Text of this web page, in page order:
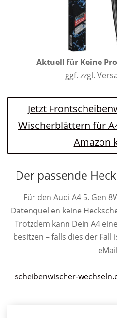
Aktuell für Keine
ggf. zzgl.
Jetzt
Wischerblättern für
Amazon
Der passende
Für den Audi A4 5. Gen
Datenquellen keine
Trotzdem kann Dein A4
besitzen – falls dies der Fall
scheibenwischer-